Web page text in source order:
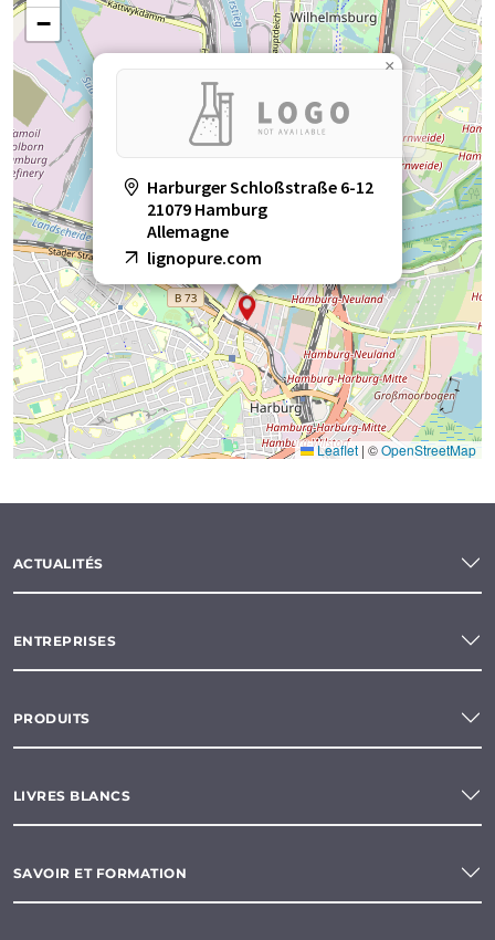
Harburger Schloßstraße 6-12
21079 Hamburg
Allemagne
lignopure.com
×
−
Leaflet | ©OpenStreetMap
ACTUALITÉS
ENTREPRISES
PRODUITS
LIVRES BLANCS
SAVOIR ET FORMATION